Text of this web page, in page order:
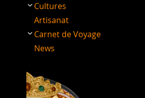
Cultures
Artisanat
Carnet de Voyage
News